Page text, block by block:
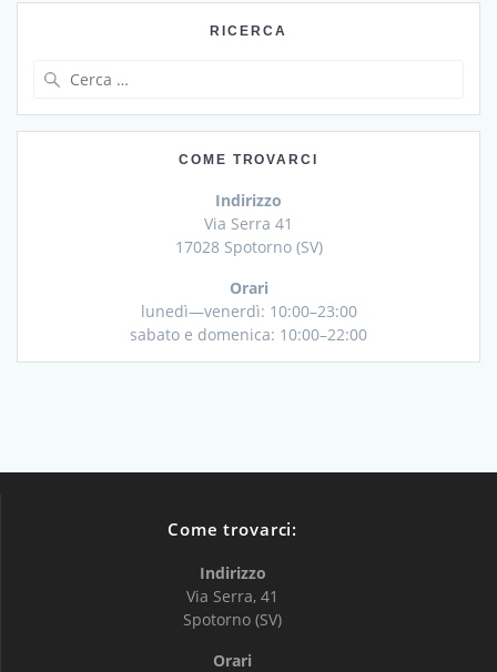
RICERCA
COME TROVARCI
Indirizzo
Via Serra 41
17028 Spotorno (SV)
Orari
lunedì—venerdì: 10:00–23:00
sabato e domenica: 10:00–22:00
Come trovarci:
Indirizzo
Via Serra, 41
Spotorno (SV)
Orari